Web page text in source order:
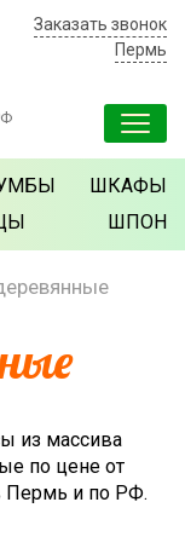
Заказать звонок
Пермь
ШКАФЫ
ШПОН
из массива
по цене от
Пермь и по РФ.